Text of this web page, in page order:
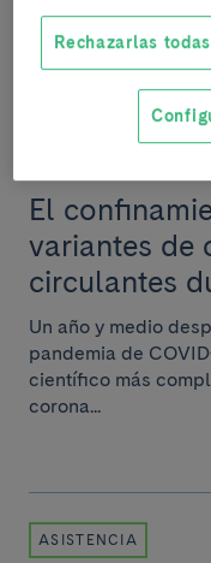
INVESTIGACIÓN
El
variantes de
circulantes
Un año y medio
pandemia de
científico más
corona...
ASISTENCIA
Rechazarlas todas